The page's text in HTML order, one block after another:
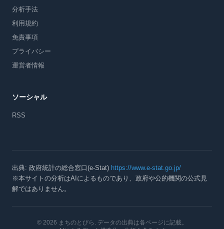
分析手法
利用規約
免責事項
プライバシー
運営者情報
ソーシャル
RSS
出典: 政府統計の総合窓口(e-Stat) https://www.e-stat.go.jp/
※本サイトの分析はAIによるものであり、政府や公的機関の公式見
解ではありません。
© 2026 まちのとびら . データの出典は各ページに記載。